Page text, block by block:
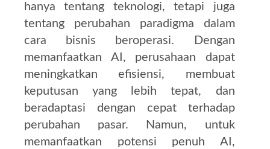
hanya tentang teknologi, tetapi juga
tentang perubahan paradigma dalam
cara bisnis beroperasi.
Dengan
memanfaatkan AI, perusahaan dapat
meningkatkan efisiensi, membuat
keputusan yang lebih tepat, dan
beradaptasi dengan cepat terhadap
perubahan pasar.
Namun, untuk
memanfaatkan potensi penuh AI,